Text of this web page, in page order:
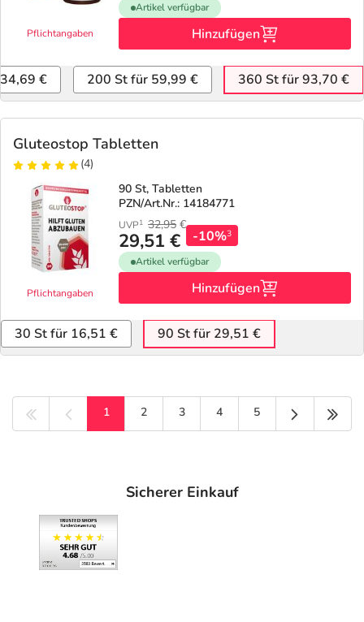
Pflichtangaben
Artikel verfügbar
Hinzufügen
€ 200 St für 59,99 € 360 St für 93,70 €
Gluteostop Tabletten
(4)
Pflichtangaben
90 St, Tabletten
PZN/Art.Nr.: 14184771
UVP1 32,95 €
29,51 € -10%3
Artikel verfügbar
Hinzufügen
30 St für 16,51 € 90 St für 29,51 €
1 2 3 4 5 Nächste
Sicherer Einkauf